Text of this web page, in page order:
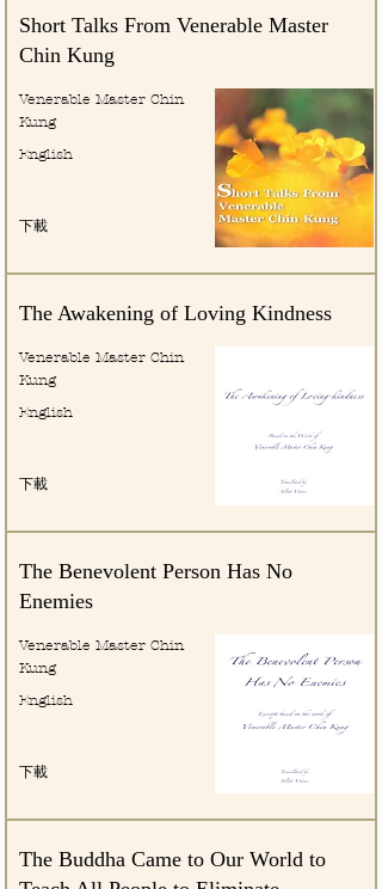
Short Talks From Venerable Master
Chin Kung
下載
Venerable Master Chin
Kung
English
The Awakening of Loving Kindness
下載
Venerable Master Chin
Kung
English
The Benevolent Person Has No
Enemies
下載
Venerable Master Chin
Kung
English
The Buddha Came to Our World to